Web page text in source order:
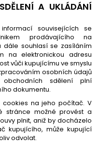
A UKLÁDÁNÍ
souvisejících se
prodávajícího na
dále souhlasí se zasíláním
na elektronickou adresu
vůči kupujícímu ve smyslu
osobních údajů
sdělení plní
dokumentu.
cookies na jeho počítač. V
stránce možné provést a
plnit, aniž by docházelo
kupujícího, může kupující
odvolat.